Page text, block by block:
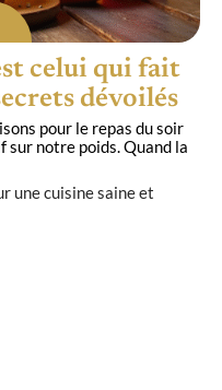
celui qui fait
dévoilés
pour le repas du soir
notre poids. Quand la